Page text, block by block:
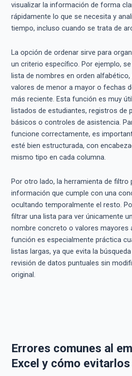
visualizar la información de forma
rápidamente lo que se necesita y
tiempo, incluso cuando se trata de
La opción de ordenar sirve para
un criterio específico. Por ejemplo,
lista de nombres en orden alfabético,
valores de menor a mayor o fechas
más reciente. Esta función es muy
listados de estudiantes, registros de
básicos o controles de asistencia.
funcione correctamente, es
esté bien estructurada, con
mismo tipo en cada columna.
Por otro lado, la herramienta de
información que cumple con una
ocultando temporalmente el resto.
filtrar una lista para ver únicamente
nombre concreto o valores mayores
función es especialmente práctica
listas largas, ya que evita la
revisión de datos puntuales sin
original.
Errores comunes al
Excel y cómo evitarlos